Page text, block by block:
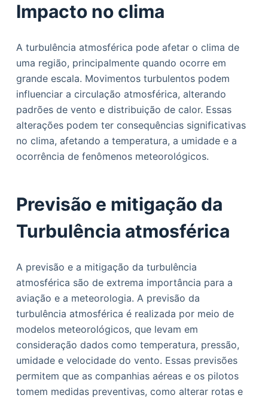
Impacto no clima
A turbulência atmosférica pode afetar o clima de
uma região, principalmente quando ocorre em
grande escala. Movimentos turbulentos podem
influenciar a circulação atmosférica, alterando
padrões de vento e distribuição de calor. Essas
alterações podem ter consequências significativas
no clima, afetando a temperatura, a umidade e a
ocorrência de fenômenos meteorológicos.
Previsão e mitigação da
Turbulência atmosférica
A previsão e a mitigação da turbulência
atmosférica são de extrema importância para a
aviação e a meteorologia. A previsão da
turbulência atmosférica é realizada por meio de
modelos meteorológicos, que levam em
consideração dados como temperatura, pressão,
umidade e velocidade do vento. Essas previsões
permitem que as companhias aéreas e os pilotos
tomem medidas preventivas, como alterar rotas e